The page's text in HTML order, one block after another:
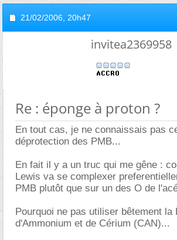
21/02/2006, 20h47
invitea2369958
Re : éponge à proton ?
En tout cas, je ne connaissais pas
déprotection des PMB...
En fait il y a un truc qui me gêne :
Lewis va se complexer
PMB plutôt que sur un des O de
Pourquoi ne pas utiliser bêtement la
d'Ammonium et de Cérium (CAN)...